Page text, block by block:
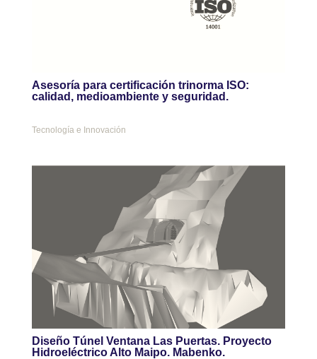
Asesoría para certificación trinorma ISO:
calidad, medioambiente y seguridad.
Tecnología e Innovación
Diseño Túnel Ventana Las Puertas. Proyecto
Hidroeléctrico Alto Maipo. Mabenko.